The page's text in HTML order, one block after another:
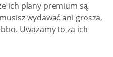
ich plany premium są
wydawać ani grosza,
Uważamy to za ich